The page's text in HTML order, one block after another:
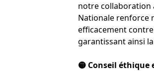
notre collaboration
Nationale renforce
efficacement
garantissant ainsi
🟡 Conseil